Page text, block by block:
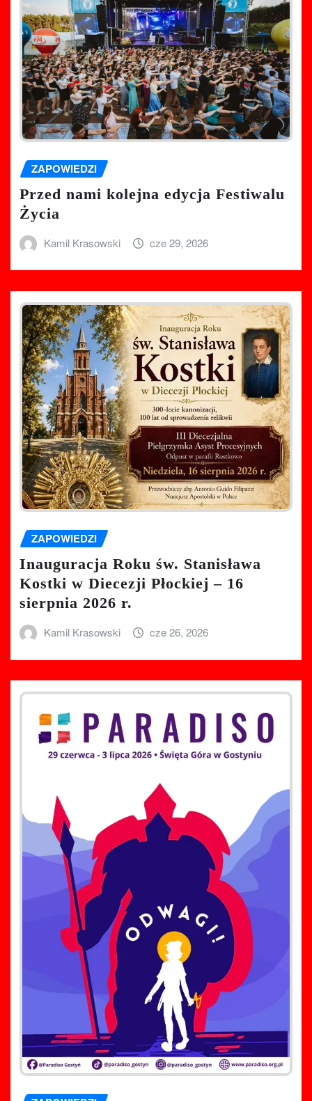
ZAPOWIEDZI
Przed nami kolejna edycja Festiwalu
Życia
Kamil Krasowski cze 29, 2026
ZAPOWIEDZI
Inauguracja Roku św. Stanisława
Kostki w Diecezji Płockiej – 16
sierpnia 2026 r.
Kamil Krasowski cze 26, 2026